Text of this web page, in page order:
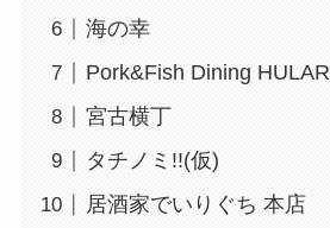
海の幸
Pork&Fish Dining HULAR
宮古横丁
タチノミ!!(仮)
居酒家でいりぐち 本店